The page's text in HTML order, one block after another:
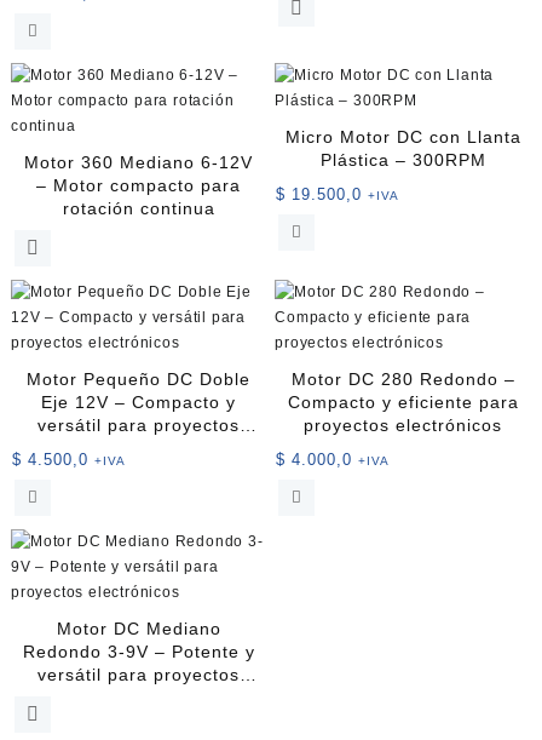
$
múltiples
variantes.
Las
opciones
pueden
elegir
la
Motor 360 Mediano 6-12V
– Motor compacto para
rotación continua
Micro Motor DC con Llanta
Plástica – 300RPM
$ 19.500,0 +IVA
Motor Pequeño DC Doble
Eje 12V – Compacto y
versátil para proyectos
$ 4.500,0 +IVA
Motor DC 280 Redondo –
Compacto y eficiente para
proyectos electrónicos
$ 4.000,0 +IVA
Motor DC Mediano
Redondo 3-9V – Potente y
versátil para proyectos